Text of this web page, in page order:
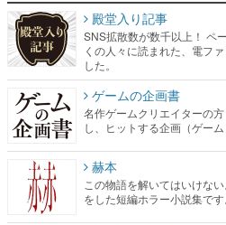
殿堂入り記事
SNS拡散数が数千以上！ ペ
くの人々に読まれた、電フ
した。
ゲームの企画書
名作ゲームクリエイターの
し、ヒットする企画（ゲー
赫本
この物語を解いてはいけな
をした短編ホラー小説集です